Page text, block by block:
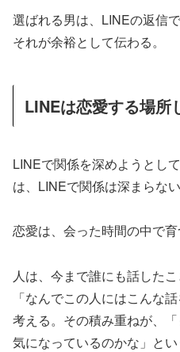
選ばれる男は、LINEの返信
それが余裕として伝わる。
LINEは恋愛する場所
LINEで関係を深めようとし
は、LINEで関係は深まらない
恋愛は、会った時間の中で育
人は、今まで誰にも話した
「なんでこの人にはこんな
考える。その積み重ねが、
気になっているのかな」と